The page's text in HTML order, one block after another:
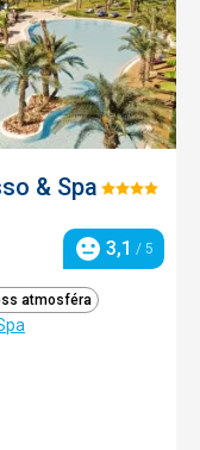
& Spa Hodnotenie:
Hodnotenie
3,1 / 5
atmosféra